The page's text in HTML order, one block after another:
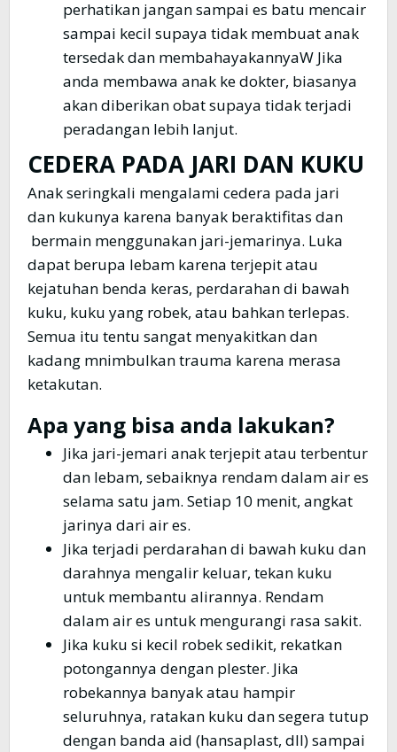
perhatikan jangan sampai es batu mencair
sampai kecil supaya tidak membuat anak
tersedak dan membahayakannyaW Jika
anda membawa anak ke dokter, biasanya
akan diberikan obat supaya tidak terjadi
peradangan lebih lanjut.
CEDERA PADA JARI DAN KUKU
Anak seringkali mengalami cedera pada jari
dan kukunya karena banyak beraktifitas dan
bermain menggunakan jari-jemarinya. Luka
dapat berupa lebam karena terjepit atau
kejatuhan benda keras, perdarahan di bawah
kuku, kuku yang robek, atau bahkan terlepas.
Semua itu tentu sangat menyakitkan dan
kadang mnimbulkan trauma karena merasa
ketakutan.
Apa yang bisa anda lakukan?
Jika jari-jemari anak terjepit atau terbentur
dan lebam, sebaiknya rendam dalam air es
selama satu jam. Setiap 10 menit, angkat
jarinya dari air es.
Jika terjadi perdarahan di bawah kuku dan
darahnya mengalir keluar, tekan kuku
untuk membantu alirannya. Rendam
dalam air es untuk mengurangi rasa sakit.
Jika kuku si kecil robek sedikit, rekatkan
potongannya dengan plester. Jika
robekannya banyak atau hampir
seluruhnya, ratakan kuku dan segera tutup
dengan banda aid (hansaplast, dll) sampai